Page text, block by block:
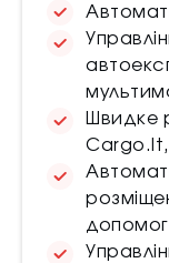
Швидке
Сargo.lt,